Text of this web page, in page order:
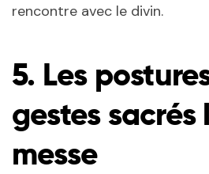
rencontre avec le divin.
5. Les
gestes sacrés
messe